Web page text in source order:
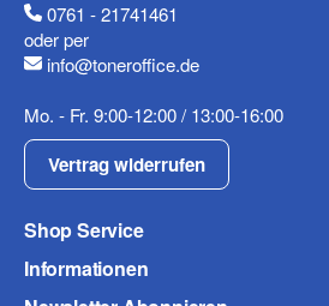
Mobiltelefon
Fax
0761 - 21741461
oder per
info@toneroffice.de
Mo. - Fr. 9:00-12:00 / 13:00-16:00
Vertrag widerrufen
Shop Service
Informationen